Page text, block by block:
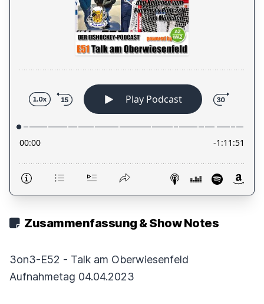
Zusammenfassung & Show Notes
3on3-E52 - Talk am Oberwiesenfeld
Aufnahmetag 04.04.2023